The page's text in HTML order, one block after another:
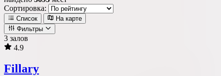
Сортировка:
Список
На карте
Фильтры
Локация
Метро Район
3 залов
4.9
Fillary